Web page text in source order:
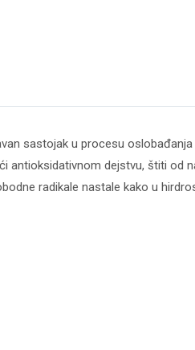
sastojak u procesu
antioksidativnom dejstvu, štiti od
radikale nastale kako u